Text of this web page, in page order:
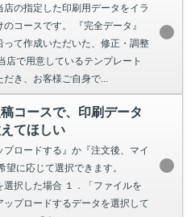
店の指定した印刷用データをイラ
コースです。 『完全データ』
て作成いただいた、修正・調整
店で用意しているテンプレート
き、お客様ご自身で...
コースで、印刷データ
てほしい
ロードする』か『注文後、マイ
に応じて選択できます。
択した場合 １．「ファイルを
プロードするデータを選択して